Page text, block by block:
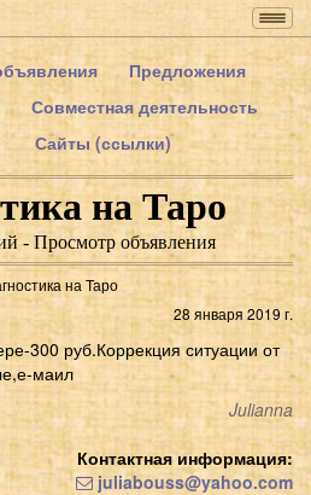
Предложения
Совместная деятельность
Сайты (ссылки)
на Таро
- Просмотр объявления
на Таро
28 января 2019 г.
300 руб.Коррекция ситуации от
маил
Julianna
Контактная информация:
juliabouss@yahoo.com